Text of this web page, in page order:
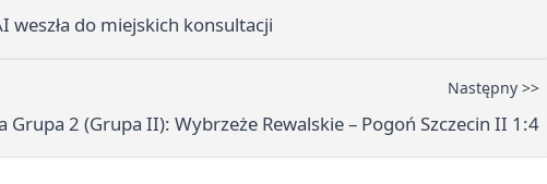
weszła do miejskich konsultacji
Następny >>
Grupa 2 (Grupa II): Wybrzeże Rewalskie – Pogoń Szczecin II 1:4